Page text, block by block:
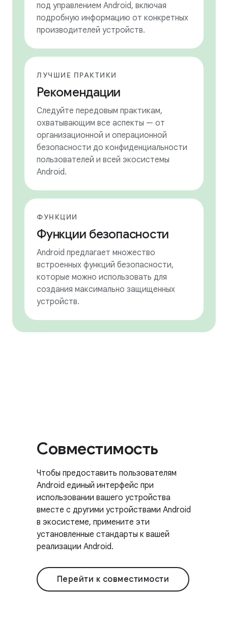
под управлением Android, включая
подробную информацию от конкретных
производителей устройств.
ЛУЧШИЕ ПРАКТИКИ
Рекомендации
Следуйте передовым практикам,
охватывающим все аспекты — от
организационной и операционной
безопасности до конфиденциальности
пользователей и всей экосистемы
Android.
ФУНКЦИИ
Функции безопасности
Android предлагает множество
встроенных функций безопасности,
которые можно использовать для
создания максимально защищенных
устройств.
Совместимость
Чтобы предоставить пользователям
Android единый интерфейс при
использовании вашего устройства
вместе с другими устройствами Android
в экосистеме, примените эти
установленные стандарты к вашей
реализации Android.
Перейти к совместимости